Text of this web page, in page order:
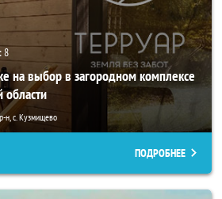
8
на выбор в загородном комплексе
области
н, с. Кузмищево
ПОДРОБНЕЕ